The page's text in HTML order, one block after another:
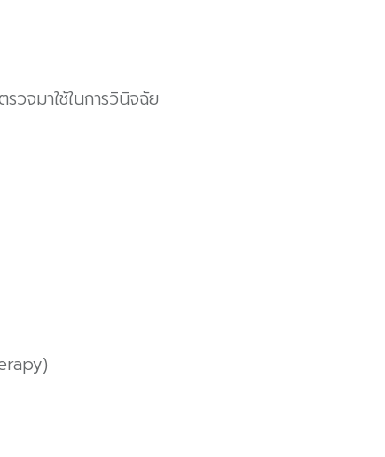
วจมาใช้ในการวินิจฉัย